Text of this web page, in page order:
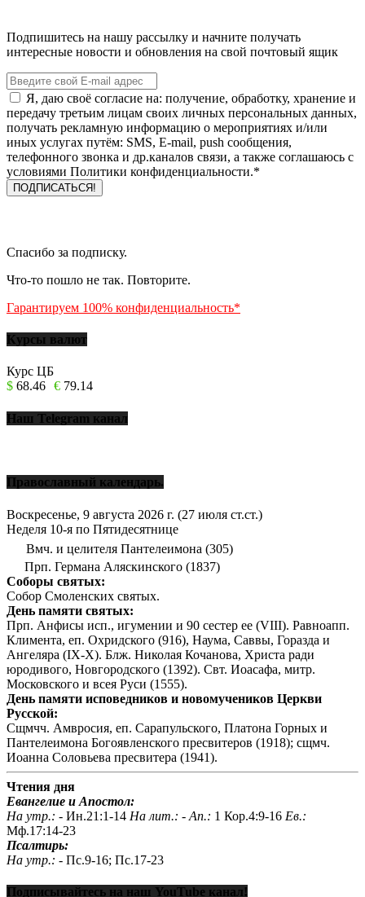
Подпишитесь на нашу рассылку и начните получать
интересные новости и обновления на свой почтовый ящик
Я, даю своё согласие на: получение, обработку, хранение и
передачу третьим лицам своих личных персональных данных,
получать рекламную информацию о мероприятиях и/или
иных услугах путём: SMS, E-mail, push сообщения,
телефонного звонка и др.каналов связи, а также соглашаюсь с
условиями Политики конфиденциальности.*
Спасибо за подписку.
Что-то пошло не так. Повторите.
Гарантируем 100% конфиденциальность*
Курсы валют
Курс ЦБ
$ 68.46 € 79.14
Наш Telegram канал
Православный календарь.
Воскресенье, 9 августа 2026 г. (27 июля ст.ст.)
Неделя 10-я по Пятидесятнице
Вмч. и целителя Пантелеимона (305)
Прп. Германа Аляскинского (1837)
Соборы святых:
Собор Смоленских святых.
День памяти святых:
Прп. Анфисы исп., игумении и 90 сестер ее (VIII). Равноапп.
Климента, еп. Охридского (916), Наума, Саввы, Горазда и
Ангеляра (IX-X). Блж. Николая Кочанова, Христа ради
юродивого, Новгородского (1392). Свт. Иоасафа, митр.
Московского и всея Руси (1555).
День памяти исповедников и новомучеников Церкви
Русской:
Сщмчч. Амвросия, еп. Сарапульского, Платона Горных и
Пантелеимона Богоявленского пресвитеров (1918); сщмч.
Иоанна Соловьева пресвитера (1941).
Чтения дня
Евангелие и Апостол:
На утр.: - Ин.21:1-14 На лит.: - Ап.: 1 Кор.4:9-16 Ев.:
Мф.17:14-23
Псалтирь:
На утр.: - Пс.9-16; Пс.17-23
Подписывайтесь на наш YouTube канал!